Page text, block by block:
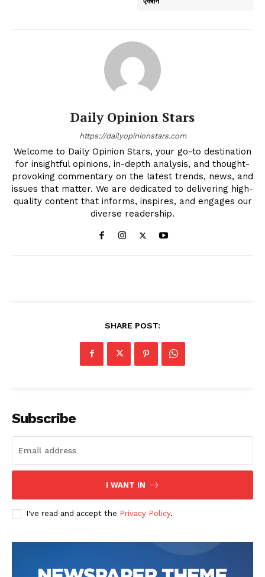
Daily Opinion Stars
https://dailyopinionstars.com
Welcome to Daily Opinion Stars, your go-to destination
for insightful opinions, in-depth analysis, and thought-
provoking commentary on the latest trends, news, and
issues that matter. We are dedicated to delivering high-
quality content that informs, inspires, and engages our
diverse readership.
SHARE POST:
Subscribe
I WANT IN
I've read and accept the Privacy Policy.